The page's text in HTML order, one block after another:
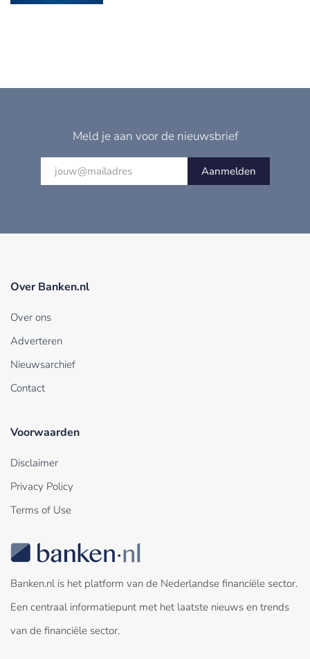
Meld je aan voor de nieuwsbrief
Aanmelden
Over Banken.nl
Over ons
Adverteren
Nieuwsarchief
Contact
Voorwaarden
Disclaimer
Privacy Policy
Terms of Use
Banken.nl is het platform van de Nederlandse financiële sector.
Een centraal informatiepunt met het laatste nieuws en trends
van de financiële sector.